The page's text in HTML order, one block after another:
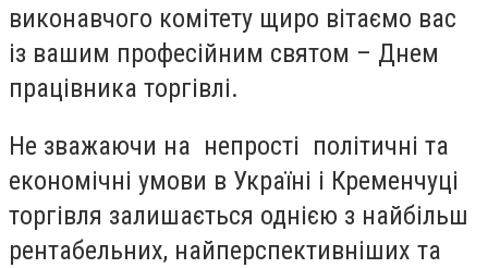
виконавчого комітету щиро вітаємо вас
із вашим професійним святом – Днем
працівника торгівлі.
Не зважаючи на непрості політичні та
економічні умови в Україні і Кременчуці
торгівля залишається однією з найбільш
рентабельних, найперспективніших та